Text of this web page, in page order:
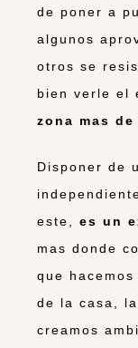
de poner a
algunos
otros se
bien verle el
zona mas
Disponer de
este, es un
mas donde
que
de la casa,
creamos